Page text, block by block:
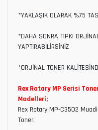
*YAKLAŞIK OLARAK %75
*DAHA SONRA TIPKI
YAPTIRABİLİRSİNİZ
*ORJİNAL TONER
Rex Rotary MP Serisi
Modelleri;
Rex Rotary MP-C3502
Toner,